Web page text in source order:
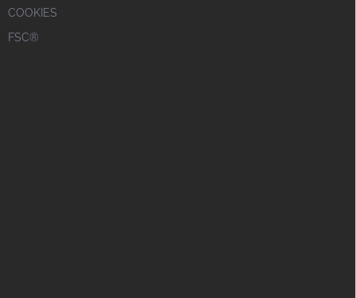
COOKIES
FSC®